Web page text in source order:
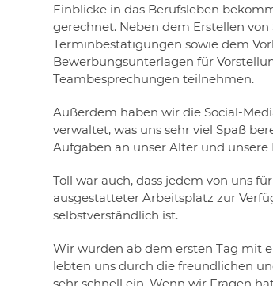
Einblicke in das Berufsleben
gerechnet. Neben dem Erstellen
Terminbestätigungen sowie dem
Bewerbungsunterlagen für
Teambesprechungen teilnehmen.
Außerdem haben wir die Social-
verwaltet, was uns sehr viel Spaß
Aufgaben an unser Alter und
Toll war auch, dass jedem von uns
ausgestatteter Arbeitsplatz zur
selbstverständlich ist.
Wir wurden ab dem ersten Tag mit
lebten uns durch die freundlichen